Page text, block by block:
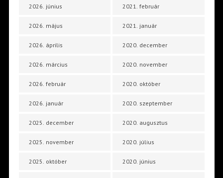
2026. június
2026. május
2026. április
2026. március
2026. február
2026. január
2025. december
2025. november
2025. október
2021. február
2021. január
2020. december
2020. november
2020. október
2020. szeptember
2020. augusztus
2020. július
2020. június